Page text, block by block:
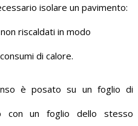
isolare un pavimento:
riscaldati in modo
di calore.
è posato su un foglio di
con un foglio dello stesso